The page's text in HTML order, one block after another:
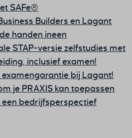
SAFe®
Builders en Lagant
handen ineen
STAP-versie zelfstudies met
inclusief examen!
examengarantie bij Lagant!
je PRAXIS kan toepassen
een bedrijfsperspectief